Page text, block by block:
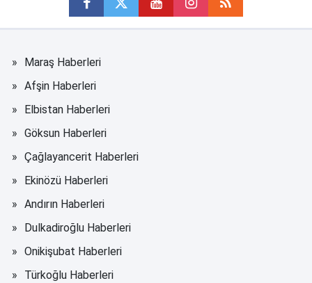
Maraş Haberleri
Afşin Haberleri
Elbistan Haberleri
Göksun Haberleri
Çağlayancerit Haberleri
Ekinözü Haberleri
Andırın Haberleri
Dulkadiroğlu Haberleri
Onikişubat Haberleri
Türkoğlu Haberleri